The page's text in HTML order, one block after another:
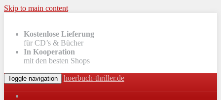
Skip to main content
Kostenlose Lieferung
für CD’s & Bücher
In Kooperation
mit den besten Shops
Toggle navigation hoerbuch-thriller.de